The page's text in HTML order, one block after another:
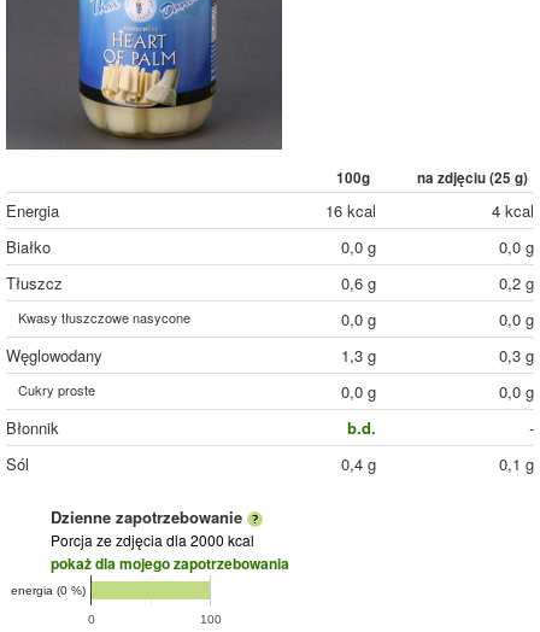
100g na zdjęciu (25 g)
Energia 16 kcal
4 kcal
Białko
0,0 g
0,0 g
Tłuszcz
0,6 g 0,2 g
Kwasy tłuszczowe nasycone 0,0 g
0,0 g
Węglowodany
1,3 g 0,3 g
Cukry proste 0,0 g
0,0 g
Błonnik
b.d.
-
Sól
0,4 g 0,1 g
Dzienne zapotrzebowanie
Porcja ze zdjęcia dla 2000 kcal
pokaż dla mojego zapotrzebowania
0 100
energia (0 %)